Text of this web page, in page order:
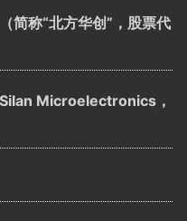
简称“北方华创”，股票代
Microelectronics，